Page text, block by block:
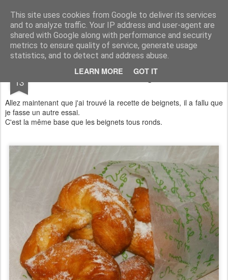
This site uses cookies from Google to deliver its services
and to analyze traffic. Your IP address and user-agent are
shared with Google along with performance and security
metrics to ensure quality of service, generate usage
statistics, and to detect and address abuse.
LEARN MORE GOT IT
Aux papilles by Virginie
13 Noeuds de beignets
Allez maintenant que j'ai trouvé la recette de beignets, il a fallu que
je fasse un autre essai.
C'est la même base que les beignets tous ronds.